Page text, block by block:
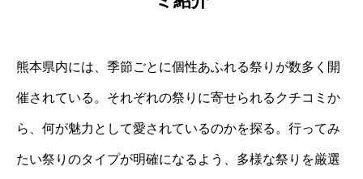
熊本県内には、季節ごとに個性あふれる祭りが数多く開
催されている。それぞれの祭りに寄せられるクチコミか
ら、何が魅力として愛されているのかを探る。行ってみ
たい祭りのタイプが明確になるよう、多様な祭りを厳選